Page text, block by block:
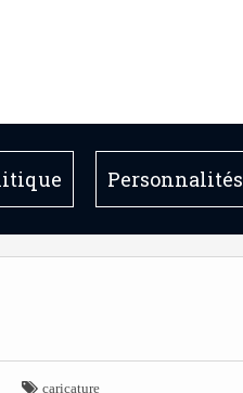
Personnalités
 caricature